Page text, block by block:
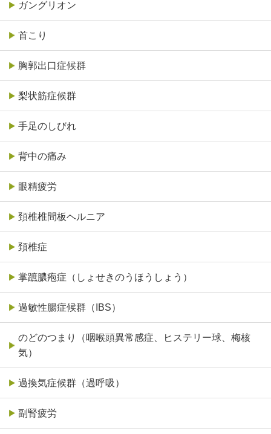
ガングリオン
首こり
胸郭出口症候群
梨状筋症候群
手足のしびれ
背中の痛み
眼精疲労
頚椎椎間板ヘルニア
頚椎症
掌蹠膿疱症（しょせきのうほうしょう）
過敏性腸症候群（IBS）
のどのつまり（咽喉頭異常感症、ヒステリー球、梅核
気）
過換気症候群（過呼吸）
副腎疲労